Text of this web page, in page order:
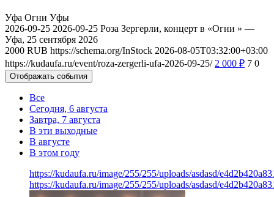
Уфа Огни Уфы
2026-09-25 2026-09-25 Роза Зергерли, концерт в «Огни » —
Уфа, 25 сентября 2026
2000 RUB https://schema.org/InStock 2026-08-05T03:32:00+03:00
https://kudaufa.ru/event/roza-zergerli-ufa-2026-09-25/ 2 000 ₽ 7 0
Отображать события
Все
Сегодня, 6 августа
Завтра, 7 августа
В эти выходные
В августе
В этом году
https://kudaufa.ru/image/255/255/uploads/asdasd/
https://kudaufa.ru/image/255/255/uploads/asdasd/